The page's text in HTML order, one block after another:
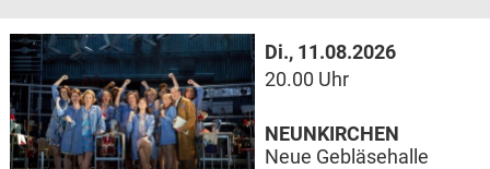
Di., 11.08.2026
20.00 Uhr
NEUNKIRCHEN
Neue Gebläsehalle